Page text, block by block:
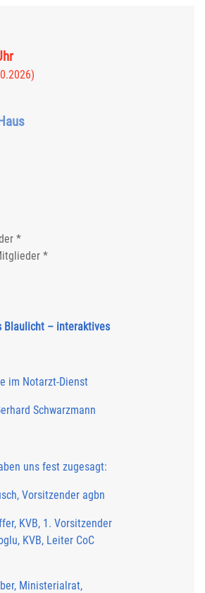
*
*
Blaulicht – interaktives
im Notarzt-Dienst
Schwarzmann
uns fest zugesagt:
Vorsitzender agbn
KVB, 1. Vorsitzender
KVB, Leiter CoC
Ministerialrat,